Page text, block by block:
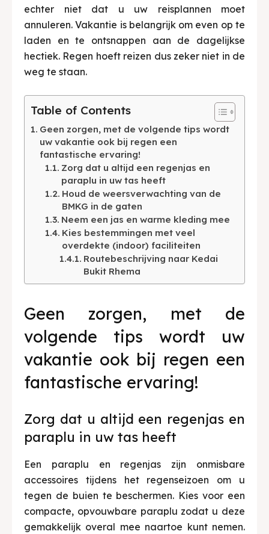
Katering Magelang
Nasi Box
Katering Magelang
Nasi Box
BAHASA / LANGUAGE
English 中文
Français Deutsch Nederlands
日本語 한국어 العربية
echter niet dat u uw reisplannen moet
annuleren. Vakantie is belangrijk om even op te
laden en te ontsnappen aan de dagelijkse
hectiek. Regen hoeft reizen dus zeker niet in de
weg te staan.
Table of Contents
Geen zorgen, met de volgende tips wordt
uw vakantie ook bij regen een
fantastische ervaring!
Zorg dat u altijd een regenjas en
paraplu in uw tas heeft
Houd de weersverwachting van de
BMKG in de gaten
Neem een jas en warme kleding mee
Kies bestemmingen met veel
overdekte (indoor) faciliteiten
Routebeschrijving naar Kedai
Bukit Rhema
Geen zorgen, met de
volgende tips wordt uw
vakantie ook bij regen een
fantastische ervaring!
Zorg dat u altijd een regenjas en
paraplu in uw tas heeft
Een paraplu en regenjas zijn onmisbare
accessoires tijdens het regenseizoen om u
tegen de buien te beschermen. Kies voor een
compacte, opvouwbare paraplu zodat u deze
gemakkelijk overal mee naartoe kunt nemen.